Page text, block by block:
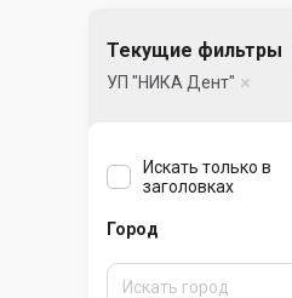
Текущие фильтры
УП "НИКА Дент"
Искать только в
заголовках
Город